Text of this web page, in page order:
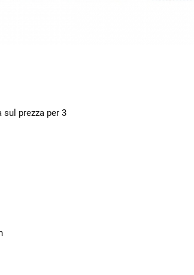
sul prezza per 3